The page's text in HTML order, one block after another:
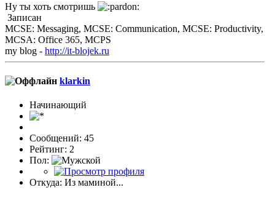
Ну ты хоть смотришь
Записан
MCSE: Messaging, MCSE: Communication, MCSE: Productivity,
MCSA: Office 365, MCPS
my blog - http://it-blojek.ru
klarkin
Начинающий
Сообщений: 45
Рейтинг: 2
Пол:
Откуда: Из маминой...